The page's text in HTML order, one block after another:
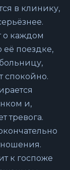
в клинику,
о каждом
её поездке,
спокойно.
и,
тревога.
к госпоже